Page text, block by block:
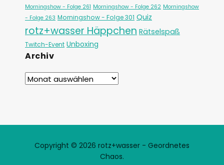
Morningshow - Folge 261 Morningshow - Folge 262 Morningshow
- Folge 263 Morningshow - Folge 301 Quiz
rotz+wasser Häppchen Rätselspaß
Twitch-Event Unboxing
Archiv
Copyright © 2026 rotz+wasser - Geordnetes
Chaos.